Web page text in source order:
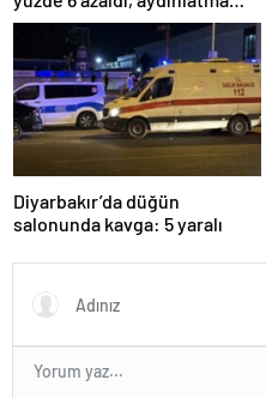
oranı yüzde 98’e yükseldi
Diyarbakır’da düğün
salonunda kavga: 5 yaralı